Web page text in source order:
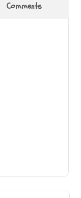
Comments